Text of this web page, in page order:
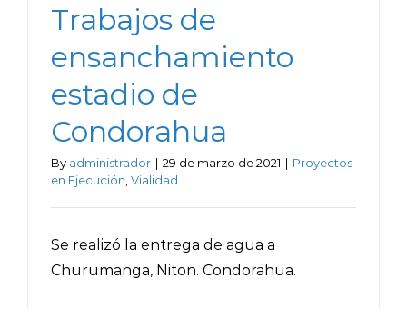
Trabajos de
ensanchamiento
estadio de
Condorahua
By administrador | 29 de marzo de 2021 | Proyectos
en Ejecución Vialidad
Se realizó la entrega de agua a
Churumanga, Niton. Condorahua.